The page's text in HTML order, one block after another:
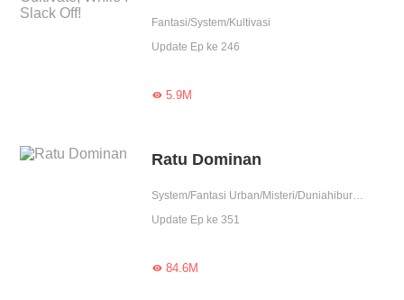
Fantasi/System/Kultivasi
Update Ep ke 246
5.9M
Ratu Dominan
System/Fantasi Urban/Misteri/Duniahiburan/Wanita perkasa
Update Ep ke 351
84.6M